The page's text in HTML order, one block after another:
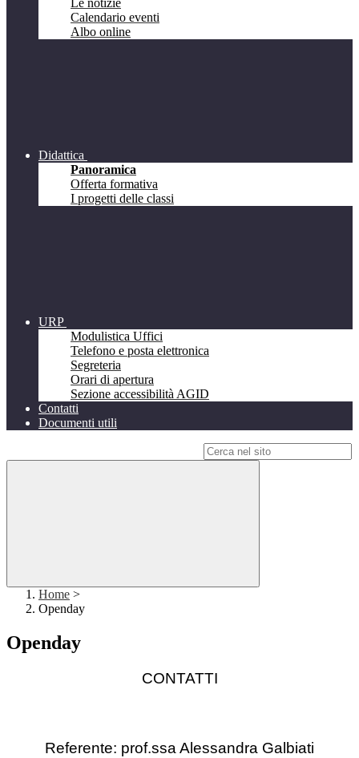
Le notizie
Calendario eventi
Albo online
Didattica
Panoramica
Offerta formativa
I progetti delle classi
URP
Modulistica Uffici
Telefono e posta elettronica
Segreteria
Orari di apertura
Sezione accessibilità AGID
Contatti
Documenti utili
Home >
Openday
Openday
CONTATTI
Referente: prof.ssa Alessandra Galbiati